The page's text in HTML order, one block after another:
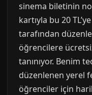
sinema biletinin
kartıyla bu 20
tarafından
öğrencilere
tanınıyor. Benim
düzenlenen yerel
öğrenciler için